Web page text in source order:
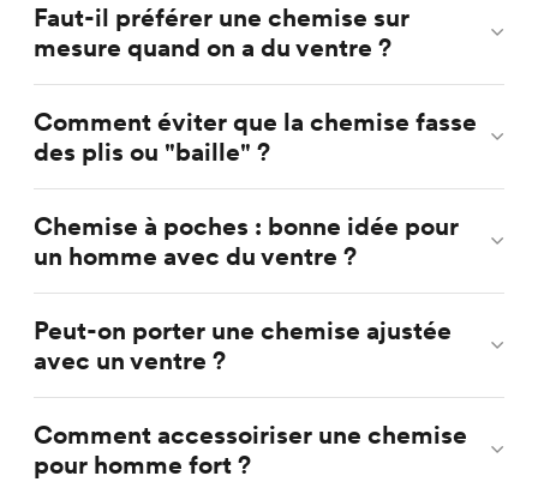
Faut-il préférer une chemise sur
mesure quand on a du ventre ?
Comment éviter que la chemise fasse
des plis ou "baille" ?
Chemise à poches : bonne idée pour
un homme avec du ventre ?
Peut-on porter une chemise ajustée
avec un ventre ?
Comment accessoiriser une chemise
pour homme fort ?